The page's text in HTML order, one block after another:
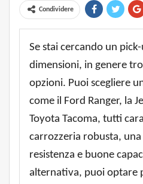
Condividere
Se stai cercando un
dimensioni, in genere
opzioni. Puoi scegliere
come il Ford Ranger, la
Toyota Tacoma, tutti
carrozzeria robusta,
resistenza e buone
alternativa, puoi optare